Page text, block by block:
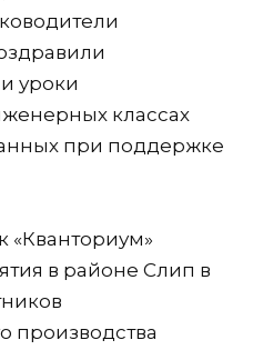
уроки
классах
при поддержке
«Кванториум»
в районе Слип в
производства